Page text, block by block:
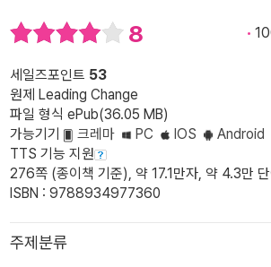
8
세일즈포인트 53
원제 Leading Change
파일 형식 ePub(36.05 MB)
가능기기
크레마 PC IOS
Android
TTS 기능 지원
276쪽 (종이책 기준), 약 17.1만자, 약 4.3만
ISBN : 9788934977360
주제분류